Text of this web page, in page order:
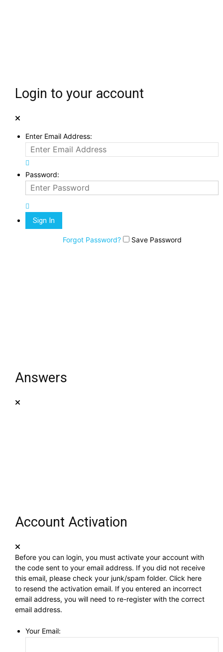
Login to your account
Enter Email Address:
Password:
Forgot Password? Save Password
Answers
Account Activation
Before you can login, you must activate your account with
the code sent to your email address. If you did not receive
this email, please check your junk/spam folder. Click here
to resend the activation email. If you entered an incorrect
email address, you will need to re-register with the correct
email address.
Your Email: